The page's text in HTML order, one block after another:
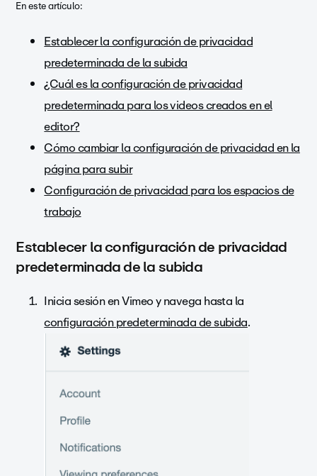
En este artículo:
Establecer la configuración de privacidad
predeterminada de la subida
¿Cuál es la configuración de privacidad
predeterminada para los videos creados en el
editor?
Cómo cambiar la configuración de privacidad en la
página para subir
Configuración de privacidad para los espacios de
trabajo
Establecer la configuración de privacidad
predeterminada de la subida
Inicia sesión en Vimeo y navega hasta la
configuración predeterminada de subida.